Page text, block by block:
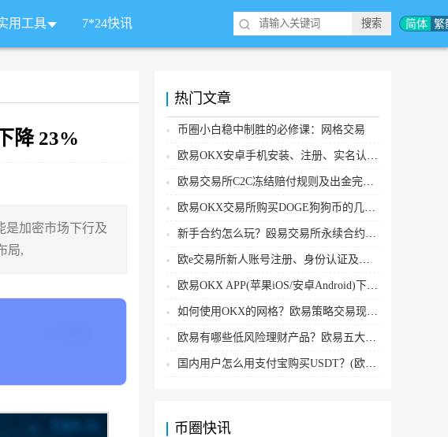
简体 繁
用工具 7*24快讯
降 23%
是加密市场下行及
局,
热门文章
币圈小白稳中制胜的必修课：网格交易
欧易OKX安卓手机安装、注册、实名认证、买币转账新手实操教程
欧易交易所C2C冻结赔付规则及出金完整流程
欧易OKX交易所购买DOGE狗狗币的几个方式汇总
新手合约怎么玩？殴易交易所永续合约操作步骤教程(APP/Web端)
欧e交易所新人账号注册、身份认证及安全设置教程
欧易OKX APP(苹果iOS/安卓Android)下载图文教程
如何使用OKX的网格？欧易策略交易现货网格新手操作流程
欧易有哪些低风险理财产品？欧易五大低风险理财产品详细介绍
国内用户怎么用支付宝购买USDT？(欧易交易所为例)
币圈快讯